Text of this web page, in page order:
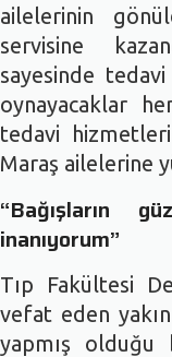
ailelerinin
servisine
sayesinde
oynayacaklar
tedavi
Maraş ailelerine
“Bağışların
inanıyorum”
Tıp Fakültesi
vefat eden
yapmış olduğu